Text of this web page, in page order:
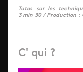
Tutos sur les
3 min 30 / Production :
C' qui ?